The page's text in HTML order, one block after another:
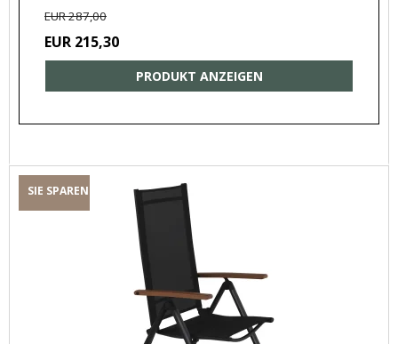
EUR 287,00
EUR 215,30
PRODUKT ANZEIGEN
SIE SPAREN